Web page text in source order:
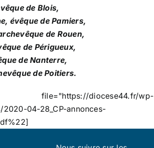
de Blois,
évêque de Pamiers,
de Rouen,
de Périgueux,
de Nanterre,
de Poitiers.
diocese44.fr/wp-
04-28_CP-annonces-